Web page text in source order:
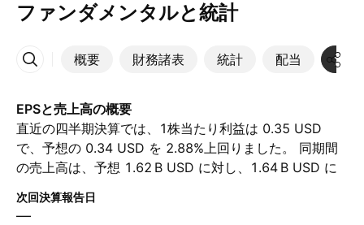
ファンダメンタルと統計
概要 財務諸表 統計 配当 決算
その他
EPSと売上高の概要
直近の四半期決算では、1株当たり利益は 0.35 USD
で、予想の 0.34 USD を 2.88%上回りました。 同期間
の売上高は、予想 ‪1.62 B‬ USD に対し、‪1.64 B‬ USD に
達しました。 次の四半期について、アナリストは1株当
たり利益が 0.09 USD、売上高が ‪1.36 B‬ USD と予想し
次回決算報告日
—